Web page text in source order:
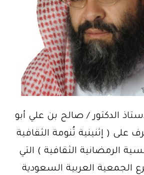
الدكتور / صالح بن علي أبو
على ( إثنينية تُنومة الثقافية
الرمضانية الثقافية ) التي
الجمعية العربية السعودية